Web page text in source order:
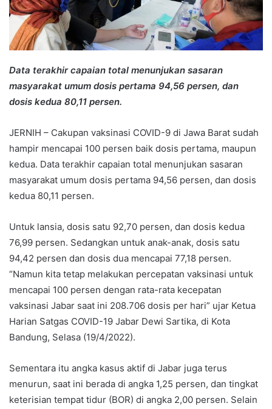
Data terakhir capaian total menunjukan sasaran
masyarakat umum dosis pertama 94,56 persen, dan
dosis kedua 80,11 persen.
JERNIH – Cakupan vaksinasi COVID-9 di Jawa Barat sudah
hampir mencapai 100 persen baik dosis pertama, maupun
kedua. Data terakhir capaian total menunjukan sasaran
masyarakat umum dosis pertama 94,56 persen, dan dosis
kedua 80,11 persen.
Untuk lansia, dosis satu 92,70 persen, dan dosis kedua
76,99 persen. Sedangkan untuk anak-anak, dosis satu
94,42 persen dan dosis dua mencapai 77,18 persen.
“Namun kita tetap melakukan percepatan vaksinasi untuk
mencapai 100 persen dengan rata-rata kecepatan
vaksinasi Jabar saat ini 208.706 dosis per hari” ujar Ketua
Harian Satgas COVID-19 Jabar Dewi Sartika, di Kota
Bandung, Selasa (19/4/2022).
Sementara itu angka kasus aktif di Jabar juga terus
menurun, saat ini berada di angka 1,25 persen, dan tingkat
keterisian tempat tidur (BOR) di angka 2,00 persen. Selain